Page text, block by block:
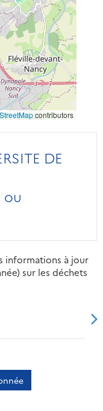
contributors
DE
ou
informations à jour
sur les déchets